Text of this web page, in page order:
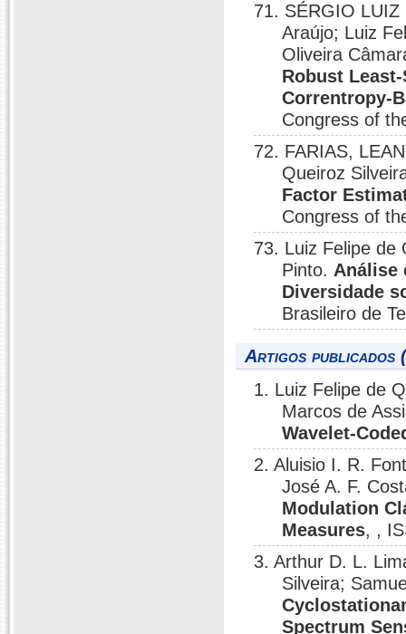
71. SÉRGIO LUIZ
Araújo; Luiz
Oliveira
Robust
Correntropy-
Congress of
72. FARIAS,
Queiroz
Factor
Congress of
73. Luiz Felipe de
Pinto. Análise
Diversidade
Brasileiro de
Artigos publicados
1. Luiz Felipe de
Marcos de
Wavelet-
2. Aluisio I. R.
José A. F.
Modulation
Measures, ,
3. Arthur D. L.
Silveira;
Spectrum